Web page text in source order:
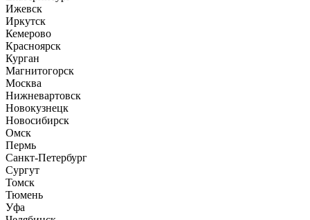
Ижевск
Иркутск
Кемерово
Красноярск
Курган
Магнитогорск
Москва
Нижневартовск
Новокузнецк
Новосибирск
Омск
Пермь
Санкт-Петербург
Сургут
Томск
Тюмень
Уфа